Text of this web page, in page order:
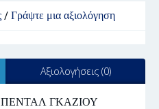
/ Γράψτε μια αξιολόγηση
Αξιολογήσεις (0)
ΓΚΑΖΙΟΥ